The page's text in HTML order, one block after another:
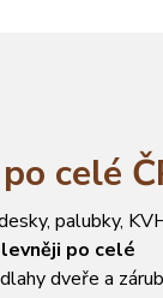
celé
palubky,
po celé
dveře a